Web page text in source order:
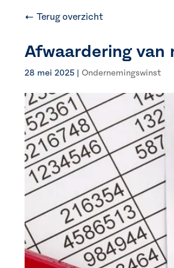
← Terug overzicht
Afwaardering
28 mei 2025 | Ondernemingswinst